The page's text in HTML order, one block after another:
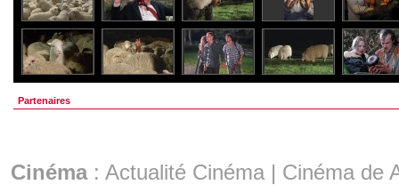
Partenaires
Cinéma: Actualité Cinéma | Cinéma de